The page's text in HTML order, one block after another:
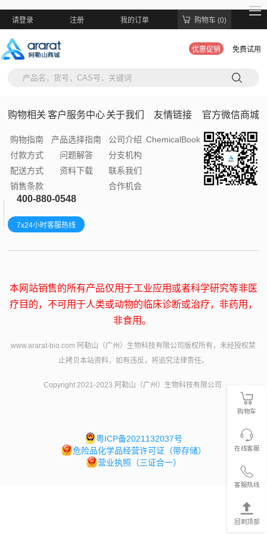
请登录 注册 我的订单 购物车 (0)
优惠促销 免费试用
购物相关
购物指南
付款方式
配送方式
销售条款
客户服务中心
产品选择指南
问题解答
资料下载
关于我们
公司介绍
分支机构
联系我们
合作机会
友情链接
ChemicalBook
官方微信商城
400-880-0548
7x24小时客服热线
本网站销售的所有产品仅用于工业应用或者科学研究等非医
疗目的，不可用于人类或动物的临床诊断或治疗，非药用，
非食用。
www.ararat-bio.com 阿勒山（广州）生物科技有限公司版权所有，未经授权禁
止拷贝本站资料，如有违反，将追究法律责任。
Copyright 2021-2023 阿勒山（广州）生物科技有限公司
粤ICP备2021132037号
危险品化学品经营许可证（带存储）
营业执照（三证合一）
购物车
在线客服
客服热线
回到顶部